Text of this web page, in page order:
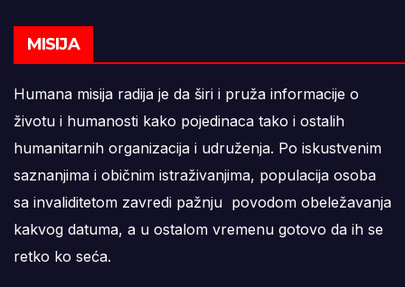
MISIJA
Humana misija radija je da širi i pruža informacije o
životu i humanosti kako pojedinaca tako i ostalih
humanitarnih organizacija i udruženja. Po iskustvenim
saznanjima i običnim istraživanjima, populacija osoba
sa invaliditetom zavredi pažnju povodom obeležavanja
kakvog datuma, a u ostalom vremenu gotovo da ih se
retko ko seća.